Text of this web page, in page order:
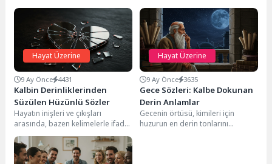
Hayat Üzerine
9 Ay Önce 4431
Kalbin Derinliklerinden
Süzülen Hüzünlü Sözler
Hayatın inişleri ve çıkışları
arasında, bazen kelimelerle ifade
etmekte zorlandığımız derin
duygular yaşarız. Yalnızlık, kayıp,...
Hayat Üzerine
9 Ay Önce 3635
Gece Sözleri: Kalbe Dokunan
Derin Anlamlar
Gecenin örtüsü, kimileri için
huzurun en derin tonlarını